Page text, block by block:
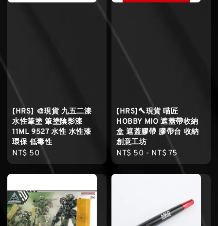
[HRS] 🎨現貨 九五二漆
水性筆塗 筆塗陰影漆
11ML 9527 水性 水性漆
環保 低毒性
Regular
price
NT$ 50
[HRS]🔨現貨 喵匠
HOBBY MIO 遮蓋帶收納
盒 遮蓋膠帶 膠帶台 收納
創意工坊
Regular
price
NT$ 50 - NT$ 75